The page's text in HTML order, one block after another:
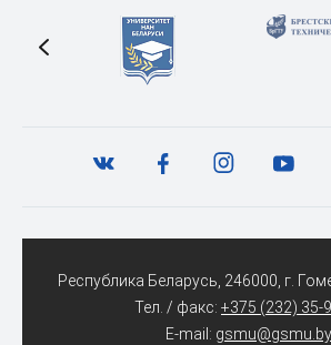
Республика Беларусь, 246000, г.
Тел. / факс: +375 (232) 35-
E-mail: gsmu@gsmu.by